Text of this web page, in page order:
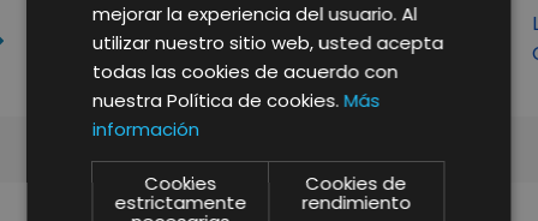
LESS EL LENGUAJE DINÁMICO DE
HOJAS DE ESTILO
mejorar la experiencia del usuario. Al
utilizar nuestro sitio web, usted acepta
todas las cookies de acuerdo con
nuestra Política de cookies.Más
información
Cookies
estrictamente
Cookies de
rendimiento